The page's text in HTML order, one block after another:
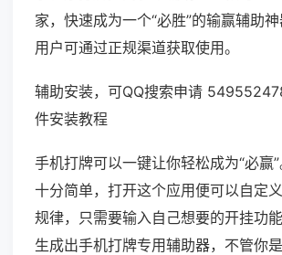
家，快速成为一个“必胜”的输赢辅助
用户可通过正规渠道获取使用。
辅助安装，可QQ搜索申请
件安装教程
手机打牌可以一键让你轻松成为“必赢
十分简单，打开这个应用便可以自定
规律，只需要输入自己想要的开挂功
生成出手机打牌专用辅助器，不管你